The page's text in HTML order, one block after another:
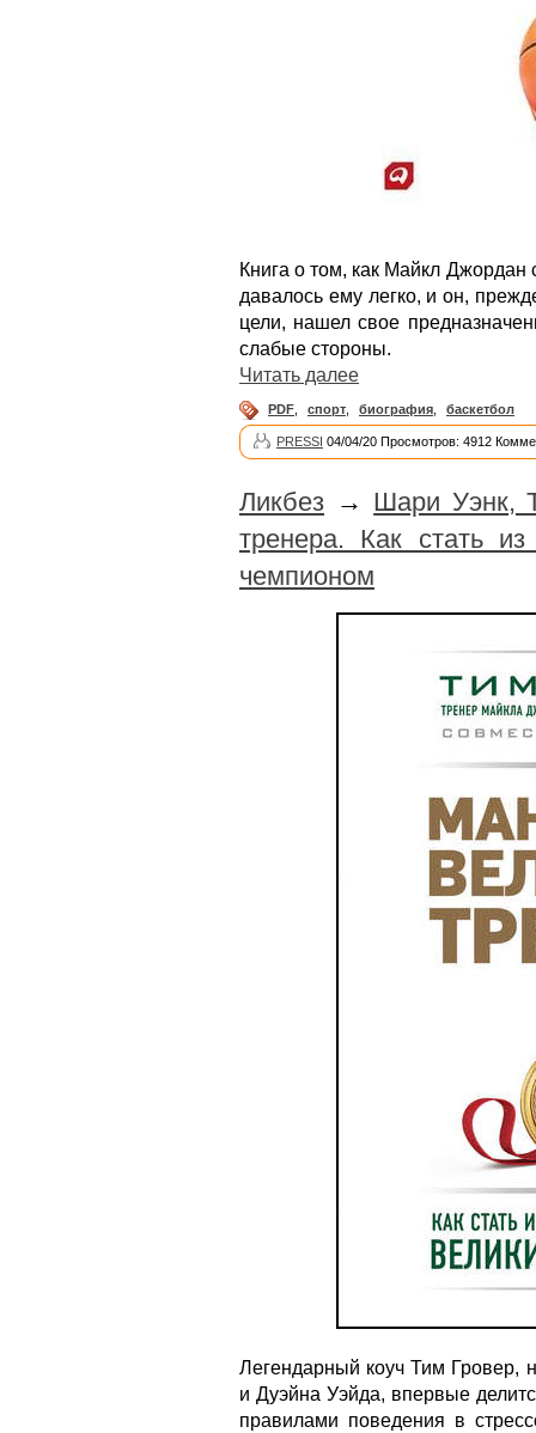
Книга о том, как Майкл
давалось ему легко, и он,
цели, нашел свое
слабые стороны.
Читать далее
PDF спорт биография баскетбол
PRESSI 04/04/20 Просмотров: 4912
Ликбез → Шари Уэнк,
тренера. Как стать
чемпионом
Легендарный коуч Тим Гровер,
и Дуэйна Уэйда, впервые
правилами поведения в